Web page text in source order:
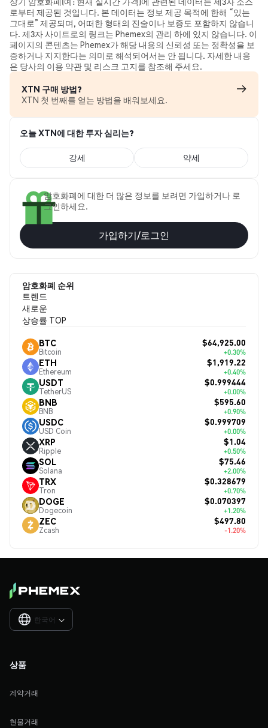
로부터 제공된 것입니다. 본 데이터는 정보 제공 목적에 한해 “있는
그대로” 제공되며, 어떠한 형태의 진술이나 보증도 포함하지 않습니
다. 제3자 사이트로의 링크는 Phemex의 관리 하에 있지 않습니다. 이
페이지의 콘텐츠는 Phemex가 해당 내용의 신뢰성 또는 정확성을 보
증하거나 지지한다는 의미로 해석되어서는 안 됩니다. 자세한 내용
은 당사의 이용 약관 및 리스크 고지를 참조해 주세요.
XTN 구매 방법?
XTN 첫 번째를 얻는 방법을 배워보세요.
오늘 XTN에 대한 투자 심리는?
강세 약세
암호화폐에 대한 더 많은 정보를 보려면 가입하거나 로
그인하세요.
가입하기/로그인
암호화폐 순위
트렌드
새로운
상승률 TOP
BTC
Bitcoin
$64,925.00
+0.30%
ETH
Ethereum
$1,919.22
+0.40%
USDT
TetherUS
$0.999444
+0.00%
BNB
BNB
$595.60
+0.90%
USDC
USD Coin
$0.999709
+0.00%
XRP
Ripple
$1.04
+0.50%
SOL
Solana
$75.46
+2.00%
TRX
Tron
$0.328679
+0.70%
DOGE
Dogecoin
$0.070397
+1.20%
ZEC
Zcash
$497.80
-1.20%
한국어 
상품
계약거래
현물거래